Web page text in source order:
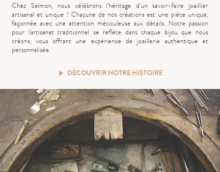
Chez Salmon, nous célébrons l'héritage d’un savoir-faire joaillier
artisanal et unique ! Chacune de nos créations est une pièce unique,
façonnée avec une attention méticuleuse aux détails. Notre passion
pour l'artisanat traditionnel se reflète dans chaque bijou que nous
créons, vous offrant une expérience de joaillerie authentique et
personnalisée.
DÉCOUVRIR NOTRE HISTOIRE